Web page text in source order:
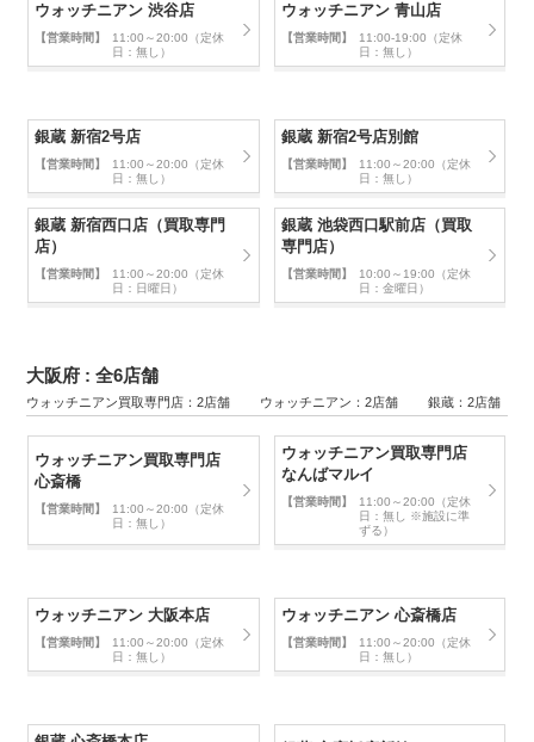
ウォッチニアン 渋谷店
【営業時間】
11:00～20:00（定休
日：無し）
ウォッチニアン 青山店
【営業時間】
11:00-19:00（定休
日：無し）
銀蔵 新宿2号店
【営業時間】
11:00～20:00（定休
日：無し）
銀蔵 新宿2号店別館
【営業時間】
11:00～20:00（定休
日：無し）
銀蔵 新宿西口店（買取専門
店）
【営業時間】
11:00～20:00（定休
日：日曜日）
銀蔵 池袋西口駅前店（買取
専門店）
【営業時間】
10:00～19:00（定休
日：金曜日）
大阪府 : 全6店舗
ウォッチニアン買取専門店：2店舗 ウォッチニアン：2店舗 銀蔵：2店舗
ウォッチニアン買取専門店
心斎橋
【営業時間】
11:00～20:00（定休
日：無し）
ウォッチニアン買取専門店
なんばマルイ
【営業時間】
11:00～20:00（定休
日：無し ※施設に準
ずる）
ウォッチニアン 大阪本店
【営業時間】
11:00～20:00（定休
日：無し）
ウォッチニアン 心斎橋店
【営業時間】
11:00～20:00（定休
日：無し）